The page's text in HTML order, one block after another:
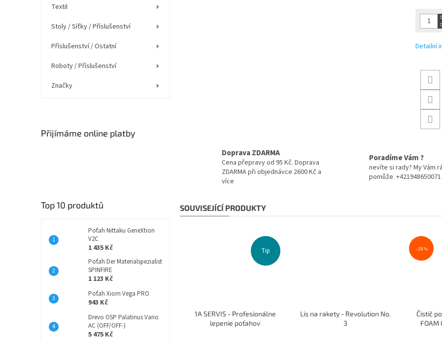
Textil
Stoly / Síťky / Příslušenství
Příslušenství / Ostatní
Roboty / Příslušenství
Značky
Přijímáme online platby
Top 10 produktů
Poťah Nittaku GeneXtion
V2C
1 435 Kč
Poťah Der Materialspezialist
SPINFIRE
1 123 Kč
Poťah Xiom Vega PRO
943 Kč
Drevo OSP Palatinus Vario
AC (OFF/OFF-)
5 475 Kč
Detailní
Doprava ZDARMA
Cena přepravy od 95 Kč. Doprava
ZDARMA při objednávce 2600 Kč a
více
Poradíme Vám ?
nevíte si rady? My Vám
pomůže. +421948650071
SOUVISEJÍCÍ PRODUKTY
Tip
1A SERVIS - Profesionálne
lepenie poťahov
Lis na rakety - Revolution No.
3
–28 %
Čistič